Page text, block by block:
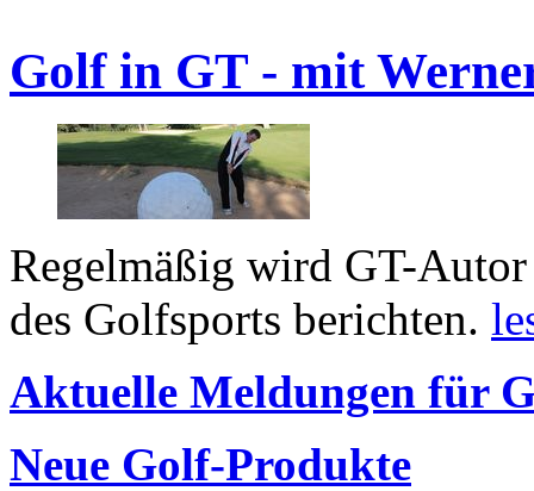
Golf in GT - mit
Regelmäßig wird GT-
des Golfsports berichten.
Aktuelle Meldungen für
Neue Golf-Produkte